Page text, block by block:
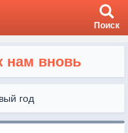
Поиск
нам вновь
год